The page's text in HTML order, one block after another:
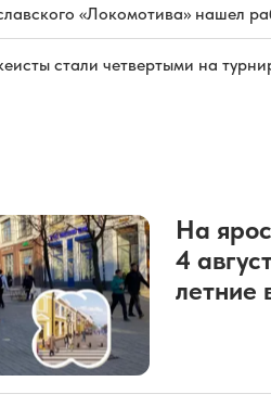
«Локомотива» нашел
стали четвертыми на
На
4
летние